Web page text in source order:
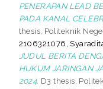
PENERAPAN LEAD
PADA KANAL
thesis, Politeknik
2106321076,
JUDUL BERITA
HUKUM JARINGAN
2024. D3 thesis,